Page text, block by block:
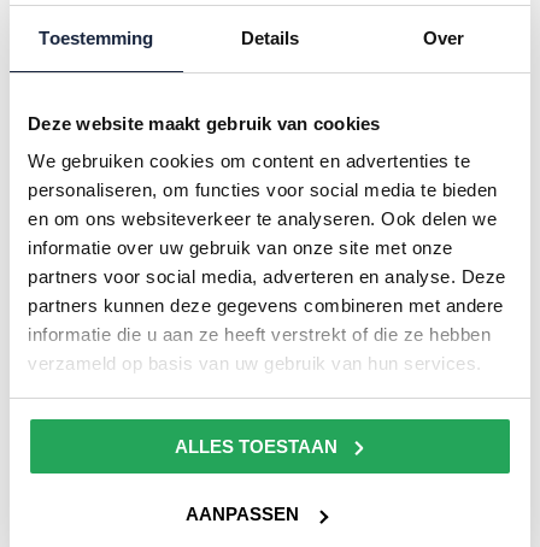
Toestemming Details Over
Deze website maakt gebruik van cookies
We gebruiken cookies om content en advertenties te
personaliseren, om functies voor social media te bieden
en om ons websiteverkeer te analyseren. Ook delen we
informatie over uw gebruik van onze site met onze
partners voor social media, adverteren en analyse. Deze
partners kunnen deze gegevens combineren met andere
informatie die u aan ze heeft verstrekt of die ze hebben
verzameld op basis van uw gebruik van hun services.
ALLES TOESTAAN
AANPASSEN
informatie over een
asbest dak vervangen.
Andere vragen in deze categorie
Hoe gaat een asbestsanering in zijn
werk?
Wat kost asbest verwijderen?
Stellen jullie ook een
asbestinventarisatierapport op?
Mag ik zelf asbest verwijderen?
een bedrijf?
Is asbest saneren verplicht?
Heb ik een vergunning nodig voor asbest